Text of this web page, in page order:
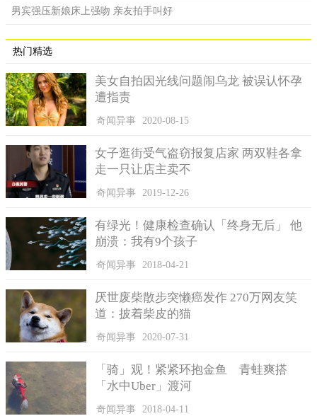
男宾强压新娘床上强吻 亲友拍手叫好
热门精选
美女自拍因光线问题闹乌龙 被误认怀孕
遭指责
奇闻异事 2020-08-15
女子逛街受气盗窃报复店家 两双鞋各拿
走一只让店主卖不
奇闻异事 2019-12-26
有绿光！健康检查确认「终身无后」 他
崩溃：我有9个孩子
奇闻异事 2018-04-21
厌世废柴散步突懒癌发作 270万网友笑
道：披着柴皮的猫
奇闻异事 2020-07-31
「骑」观！紧紧环抱金鱼 青蛙爽搭
「水中Uber」渡河
奇闻异事 2018-04-11